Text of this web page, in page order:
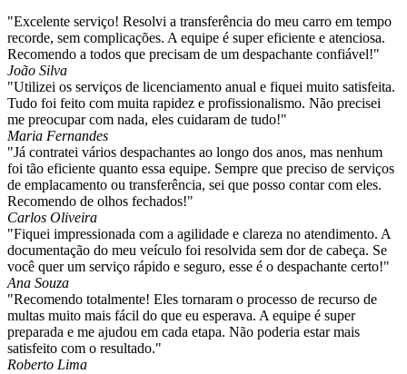
"Excelente serviço! Resolvi a transferência do meu carro em tempo
recorde, sem complicações. A equipe é super eficiente e atenciosa.
Recomendo a todos que precisam de um despachante confiável!"
João Silva
"Utilizei os serviços de licenciamento anual e fiquei muito satisfeita.
Tudo foi feito com muita rapidez e profissionalismo. Não precisei
me preocupar com nada, eles cuidaram de tudo!"
Maria Fernandes
"Já contratei vários despachantes ao longo dos anos, mas nenhum
foi tão eficiente quanto essa equipe. Sempre que preciso de serviços
de emplacamento ou transferência, sei que posso contar com eles.
Recomendo de olhos fechados!"
Carlos Oliveira
"Fiquei impressionada com a agilidade e clareza no atendimento. A
documentação do meu veículo foi resolvida sem dor de cabeça. Se
você quer um serviço rápido e seguro, esse é o despachante certo!"
Ana Souza
"Recomendo totalmente! Eles tornaram o processo de recurso de
multas muito mais fácil do que eu esperava. A equipe é super
preparada e me ajudou em cada etapa. Não poderia estar mais
satisfeito com o resultado."
Roberto Lima